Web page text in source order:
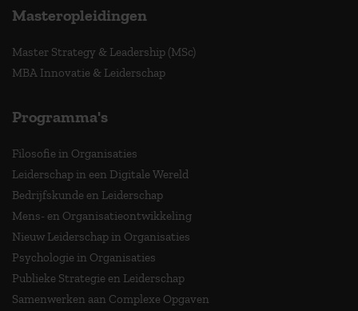
Masteropleidingen
Master Strategy & Leadership (MSc)
MBA Innovatie & Leiderschap
Programma's
Filosofie in Organisaties
Leiderschap in een Digitale Wereld
Bedrijfskunde en Leiderschap
Mens- en Organisatieontwikkeling
Nieuw Leiderschap in Organisaties
Psychologie in Organisaties
Publieke Strategie en Leiderschap
Samenwerken aan Complexe Opgaven